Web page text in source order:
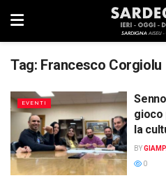
Tag: Francesco Corgiolu
EVENTI
gioco
la
BY
0